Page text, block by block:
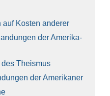
auf Kos­ten ande­rer
der Ame­ri­ka­
The­is­mus
der Ame­ri­ka­ner